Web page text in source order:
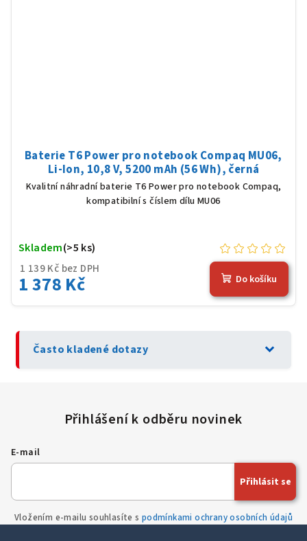
Baterie T6 Power pro notebook Compaq MU06,
Li-Ion, 10,8 V, 5200 mAh (56 Wh), černá
Kvalitní náhradní baterie T6 Power pro notebook Compaq,
kompatibilní s číslem dílu MU06
1 139 Kč bez DPH
1 378 Kč
Skladem(>5 ks)
Do košíku
Často kladené dotazy expand_more
E-mail
Vložením e-mailu souhlasíte s podmínkami ochrany osobních údajů
Přihlásit se